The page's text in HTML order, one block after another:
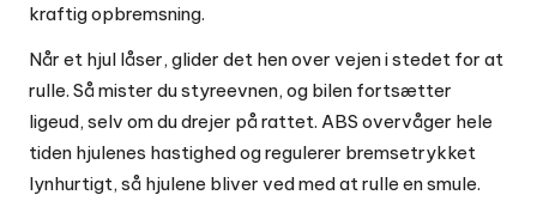
kraftig opbremsning.
Når et hjul låser, glider det hen over vejen i stedet for at
rulle. Så mister du styreevnen, og bilen fortsætter
ligeud, selv om du drejer på rattet. ABS overvåger hele
tiden hjulenes hastighed og regulerer bremsetrykket
lynhurtigt, så hjulene bliver ved med at rulle en smule.